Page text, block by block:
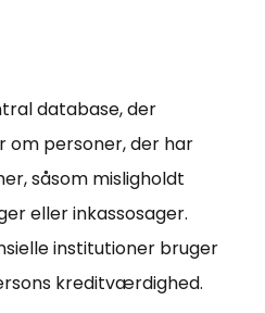
database, der
om personer, der har
såsom misligholdt
eller inkassosager.
institutioner bruger
kreditværdighed.